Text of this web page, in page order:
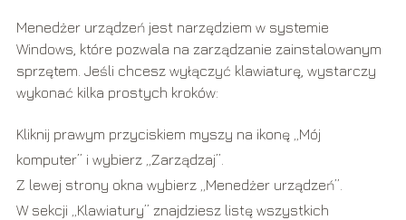
Menedżer urządzeń jest narzędziem w systemie
Windows, które pozwala na zarządzanie zainstalowanym
sprzętem. Jeśli chcesz wyłączyć klawiaturę, wystarczy
wykonać kilka prostych kroków:
Kliknij prawym przyciskiem myszy na ikonę „Mój
komputer” i wybierz „Zarządzaj”.
Z lewej strony okna wybierz „Menedżer urządzeń”.
W sekcji „Klawiatury” znajdziesz listę wszystkich